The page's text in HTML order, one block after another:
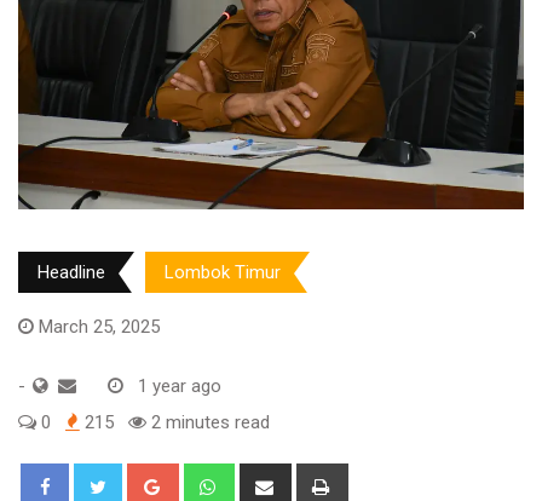
Headline Lombok Timur
March 25, 2025
-
1 year ago
0
215 2 minutes read
Google+ WhatsappShare